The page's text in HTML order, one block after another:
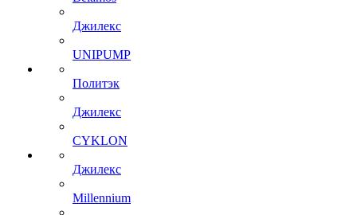
Джилекс
UNIPUMP
Политэк
Джилекс
CYKLON
Джилекс
Millennium